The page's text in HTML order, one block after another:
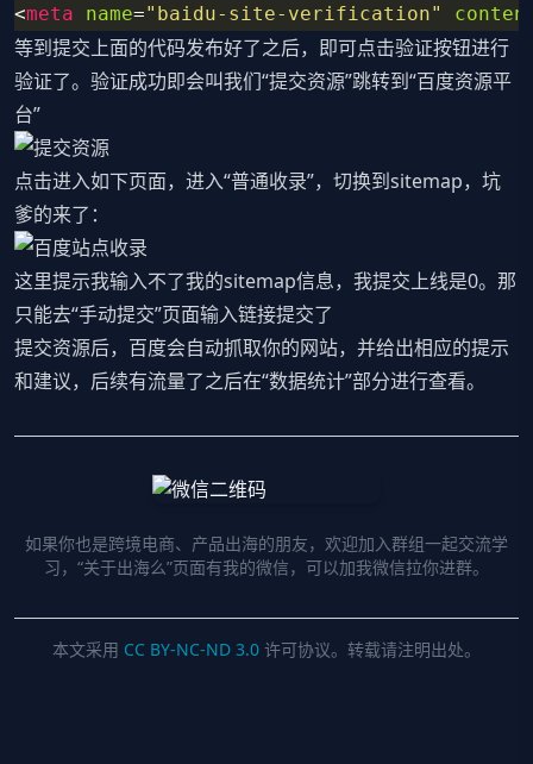
<meta name="baidu-site-verification"
等到提交上面的代码发布好了之后，即可点击验证按钮进行
验证了。验证成功即会叫我们“提交资源”跳转到“百度资源平
台”
点击进入如下页面，进入“普通收录”，切换到sitemap，坑
爹的来了：
这里提示我输入不了我的sitemap信息，我提交上线是0。那
只能去“手动提交”页面输入链接提交了
提交资源后，百度会自动抓取你的网站，并给出相应的提示
和建议，后续有流量了之后在“数据统计”部分进行查看。
如果你也是跨境电商、产品出海的朋友，欢迎加入群组一起交流学
习，“关于出海么”页面有我的微信，可以加我微信拉你进群。
本文采用 CC BY-NC-ND 3.0 许可协议。转载请注明出处。